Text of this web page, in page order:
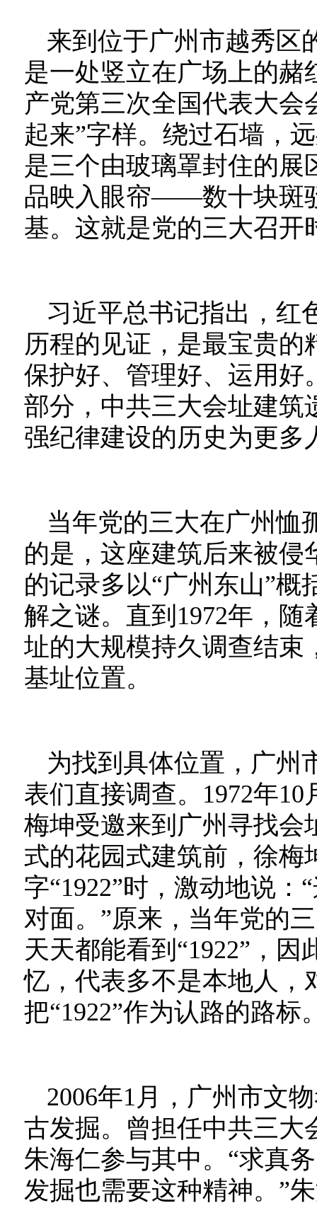
来到位于广州市越秀区
是一处竖立在广场上的赭
产党第三次全国代表大会
起来”字样。绕过石墙，
是三个由玻璃罩封住的
品映入眼帘——数十块斑
基。这就是党的三大召开
习近平总书记指出，红
历程的见证，是最宝贵
保护好、管理好、运用好
部分，中共三大会址建筑
强纪律建设的历史为更多
当年党的三大在广州恤
的是，这座建筑后来被
的记录多以“广州东山”
解之谜。直到1972年，
址的大规模持久调查结束
基址位置。
为找到具体位置，广州
表们直接调查。1972年
梅坤受邀来到广州寻找会
式的花园式建筑前，徐梅
字“1922”时，激动地说
对面。”原来，当年党的
天天都能看到“1922”，
忆，代表多不是本地人，
把“1922”作为认路的路标
2006年1月，广州市文
古发掘。曾担任中共三大
朱海仁参与其中。“求真
发掘也需要这种精神。”